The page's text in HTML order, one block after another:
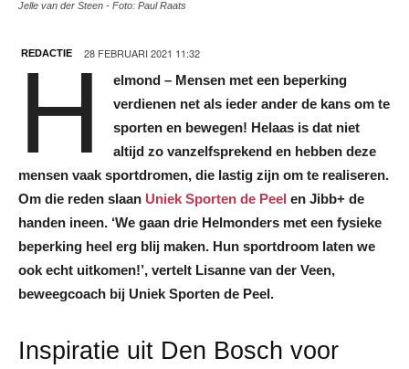
Jelle van der Steen - Foto: Paul Raats
REDACTIE 28 FEBRUARI 2021 11:32
H
elmond – Mensen met een beperking
verdienen net als ieder ander de kans om te
sporten en bewegen! Helaas is dat niet
altijd zo vanzelfsprekend en hebben deze
mensen vaak sportdromen, die lastig zijn om te realiseren.
Om die reden slaan Uniek Sporten de Peel en Jibb+ de
handen ineen. ‘We gaan drie Helmonders met een fysieke
beperking heel erg blij maken. Hun sportdroom laten we
ook echt uitkomen!’, vertelt Lisanne van der Veen,
beweegcoach bij Uniek Sporten de Peel.
Inspiratie uit Den Bosch voor